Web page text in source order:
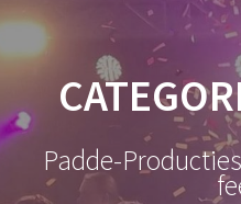
Padde-